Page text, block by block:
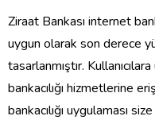
Ziraat Bankası internet
uygun olarak son derece
tasarlanmıştır.
bankacılığı hizmetlerine
bankacılığı uygulaması